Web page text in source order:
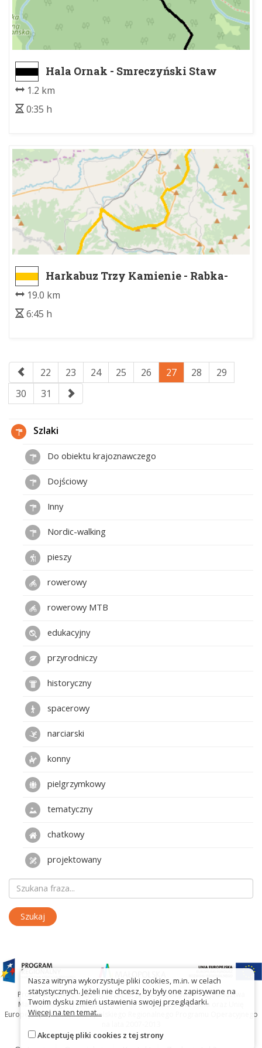
Hala Ornak - Smreczyński Staw
1.2 km
0:35 h
Harkabuz Trzy Kamienie - Rabka-
Zdrój Park Zdrojowy
19.0 km
6:45 h
22 23 24 25 26 27 28
29
30
31
Szlaki
Do obiektu krajoznawczego
Dojściowy
Inny
Nordic-walking
pieszy
rowerowy
rowerowy MTB
edukacyjny
przyrodniczy
historyczny
spacerowy
narciarski
konny
pielgrzymkowy
tematyczny
chatkowy
projektowany
Projekt współfinansowany przez Urząd Marszałkowski Województwa
Małopolskiego w ramach programu Małopolska Gościnna oraz Unię
Europejską w ramach Małopolskiego Regionalnego Programu Operacyjnego
Nasza witryna wykorzystuje pliki cookies, m.in. w celach
statystycznych. Jeżeli nie chcesz, by były one zapisywane na
Twoim dysku zmień ustawienia swojej przeglądarki.
Więcej na ten temat...
Akceptuję pliki cookies z tej strony